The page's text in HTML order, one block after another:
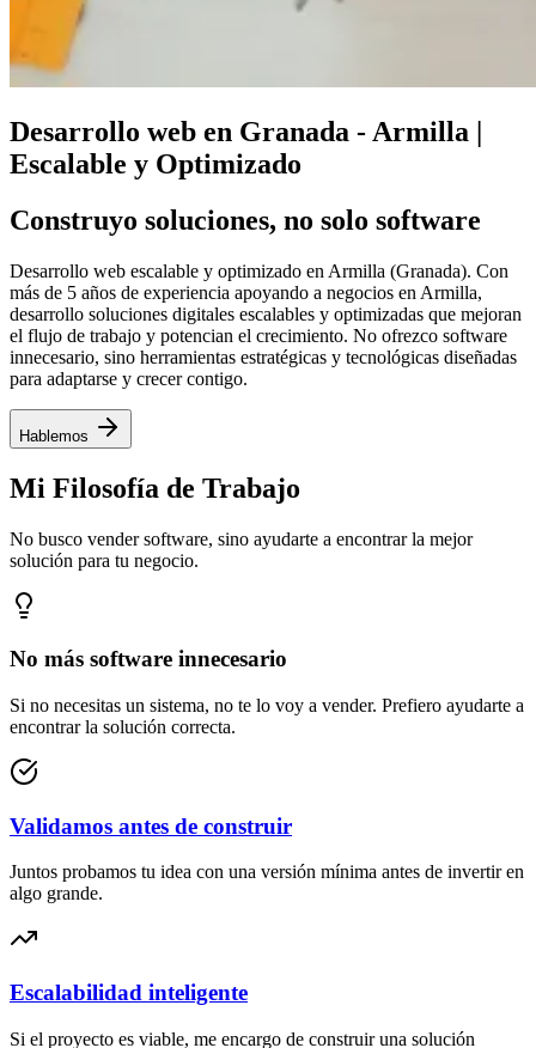
Desarrollo web en Granada - Armilla |
Escalable y Optimizado
Construyo soluciones, no solo software
Desarrollo web escalable y optimizado en Armilla (Granada). Con
más de 5 años de experiencia apoyando a negocios en Armilla,
desarrollo soluciones digitales escalables y optimizadas que mejoran
el flujo de trabajo y potencian el crecimiento. No ofrezco software
innecesario, sino herramientas estratégicas y tecnológicas diseñadas
para adaptarse y crecer contigo.
Hablemos
Mi Filosofía de Trabajo
No busco vender software, sino ayudarte a encontrar la mejor
solución para tu negocio.
No más software innecesario
Si no necesitas un sistema, no te lo voy a vender. Prefiero ayudarte a
encontrar la solución correcta.
Validamos antes de construir
Juntos probamos tu idea con una versión mínima antes de invertir en
algo grande.
Escalabilidad inteligente
Si el proyecto es viable, me encargo de construir una solución